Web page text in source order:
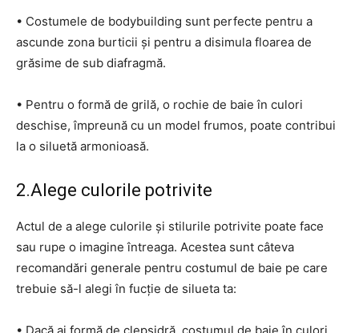
• Costumele de bodybuilding sunt perfecte pentru a
ascunde zona burticii și pentru a disimula floarea de
grăsime de sub diafragmă.
• Pentru o formă de grilă, o rochie de baie în culori
deschise, împreună cu un model frumos, poate contribui
la o siluetă armonioasă.
2.Alege culorile potrivite
Actul de a alege culorile și stilurile potrivite poate face
sau rupe o imagine întreaga. Acestea sunt câteva
recomandări generale pentru costumul de baie pe care
trebuie să-l alegi în fucție de silueta ta: